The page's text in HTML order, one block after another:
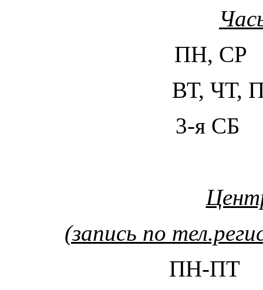
ПН, СР
ВТ, ЧТ,
3-я
(запись по
ПН-ПТ